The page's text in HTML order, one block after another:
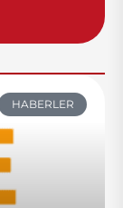
HABERLER